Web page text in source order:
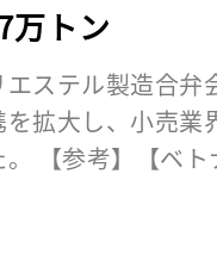
万トン
ステル製造合弁
拡大し、小売業
【参考】【ベ